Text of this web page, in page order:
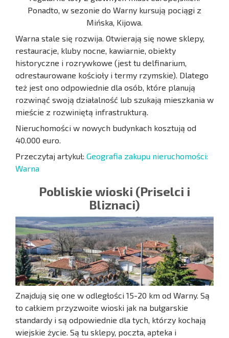
Ponadto, w sezonie do Warny kursują pociągi z
Mińska, Kijowa.
Warna stale się rozwija. Otwierają się nowe sklepy,
restauracje, kluby nocne, kawiarnie, obiekty
historyczne i rozrywkowe (jest tu delfinarium,
odrestaurowane kościoły i termy rzymskie). Dlatego
też jest ono odpowiednie dla osób, które planują
rozwinąć swoją działalność lub szukają mieszkania w
mieście z rozwiniętą infrastrukturą.
Nieruchomości w nowych budynkach kosztują od
40.000 euro.
Przeczytaj artykuł: Geografia zakupu nieruchomości:
Warna
Pobliskie wioski (Priselci i
Bliznaci)
Znajdują się one w odległości 15-20 km od Warny. Są
to całkiem przyzwoite wioski jak na bułgarskie
standardy i są odpowiednie dla tych, którzy kochają
wiejskie życie. Są tu sklepy, poczta, apteka i